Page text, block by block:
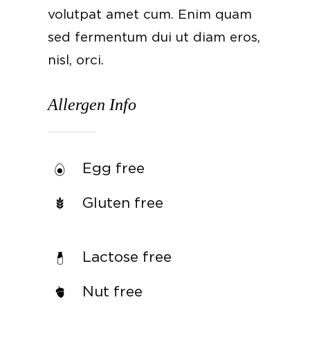
volutpat amet cum. Enim quam
sed fermentum dui ut diam eros,
nisl, orci.
Allergen Info
Egg free
Gluten free
Lactose free
Nut free